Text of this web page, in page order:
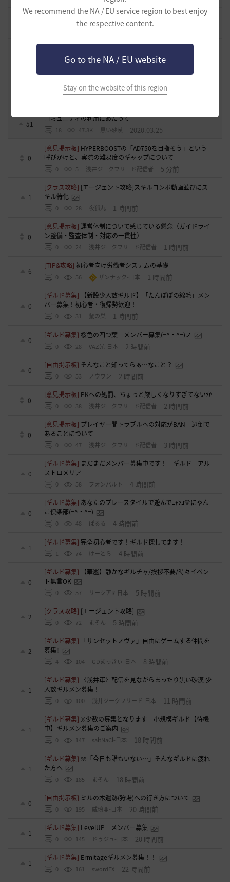
We recommend the NA / EU service region to best enjoy
the respective content.
Go to the NA / EU website
Stay on the website of this region
[開催中のイベント] 今週のイベントは？
53.1K 黒い砂漠 2023.02.28
黒い砂漠が初めての冒険者の皆様のために準備したA to Z！
エント研究室動画集
51
コミュニティの利用にあたって
18 47.8K 黒い砂漠 2020.03.25
0
[意見掲示板] HYPERBOOSTの「AD750を目指そう」という
呼びかけと、実際の難易度のギャップについて
0 5 浅井ジークフリード配信者 5 分前
1
[クラス攻略] [エージェント攻略]スキルコンボ動画並びにス
キル特化
0 28 夜狐丸 1 時間前
0
[意見掲示板]運営体制について感じている懸念（ガイドライ
ン整備・監査体制・対応の一貫性）
0 24 浅井ジークフリード配信者 1 時間前
6
[TIP&攻略]初心者向け労働者システムの基礎
0 56 ザンナック-日本 1 時間前
0
[ギルド募集]
【新設少人数ギルド】「たんぽぽの綿毛」メン
バー募集！初心者・復帰勢歓迎！
0 31 鼠の巣 1 時間前
0
[ギルド募集]桜色の四つ葉 メンバー募集(=^・^=)ノ
0 28 VAZ光-日本 2 時間前
0
[自由掲示板] そんなこと知ってらぁ…なこと？
0 53 ノウワン 2 時間前
0
[意見掲示板] PKへの処罰、ちょっと厳しくなりすぎてないか
0 38 浅井ジークフリード配信者 2 時間前
0
[意見掲示板] プレイヤー間トラブルへの対応がBAN一辺倒で
あることについて
0 47 浅井ジークフリード配信者 3 時間前
0
[ギルド募集] まだまだメンバー募集中です！ ギルド アル
ストロメリア
0 58 フォンバルト 4 時間前
0
[ギルド募集] あなたのプレースタイルで遊んでﾆｬﾝｺ💛にゃん
こ倶楽部(=^・^=)
0 48 ぱるる 4 時間前
1
[ギルド募集] 完全初心者です！ギルド探してます！
1 74 けーとら 4 時間前
0
[ギルド募集]
【華嵐】静かなギルチャ/挨拶不要/時々イベン
ト無言OK
0 57 リーシアR-日本 5 時間前
2
[クラス攻略] [エージェント攻略]
0 72 まそん 5 時間前
2
[ギルド募集]
「サンセットノヴァ」自由にゲームする仲間を
募集‼️
4 104 GDまっきぃ-日本 8 時間前
1
[ギルド募集]
〈浅井軍〉配信を見ながらまったり黒い砂漠 少
人数ギルメン募集！
0 100 浅井ジークフリード-日本 11 時間前
1
[ギルド募集] ※少数の募集となります 小規模ギルド【待機
中】ギルメン募集のご案内
0 147 saltNaCl-日本 18 時間前
1
[ギルド募集] 🌸「今日も誰もいない…」そんなギルドに疲れ
た方へ
0 185 まそん 18 時間前
0
[自由掲示板] ミルの木遺跡(狩場)への行き方について
0 195 威璃亜-日本 20 時間前
1
[ギルド募集] LevelUP メンバー募集
0 145 ドゥジュ-日本 20 時間前
1
[ギルド募集] Ermitageギルメン募集！！
0 161 swordEX 22 時間前